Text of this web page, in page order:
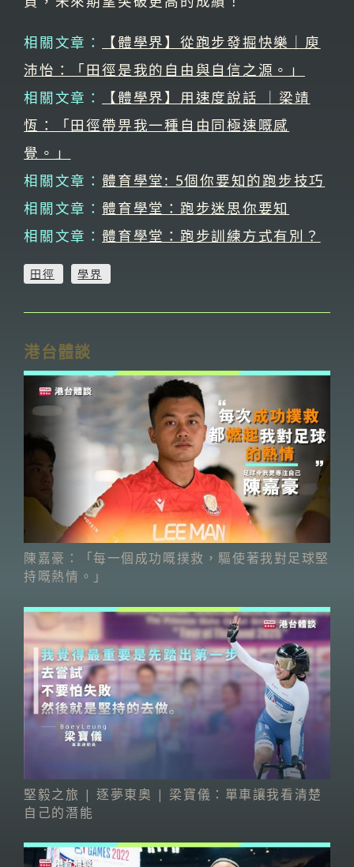
相關文章：
【體學界】從跑步發掘快樂｜庾
沛怡：「田徑是我的自由與自信之源。」
相關文章：
【體學界】用速度說話 ｜梁靖
恆：「田徑帶畀我一種自由同極速嘅感
覺。」
相關文章： 體育學堂: 5個你要知的跑步技巧
相關文章： 體育學堂：跑步迷思你要知
相關文章： 體育學堂：跑步訓練方式有別？
田徑 學界
港台體談
陳嘉豪：「每一個成功嘅撲救，驅使著我對足球堅
持嘅熱情。」
堅毅之旅 | 逐夢東奧 | 梁寶儀：單車讓我看清楚
自己的潛能